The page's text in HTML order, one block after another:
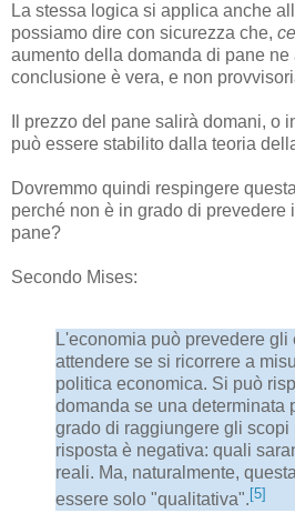
La stessa logica si applica anche
possiamo dire con sicurezza che,
aumento della domanda di pane
conclusione è vera, e non
Il prezzo del pane salirà domani, o
può essere stabilito dalla teoria
Dovremmo quindi respingere
perché non è in grado di prevedere
pane?
Secondo Mises:
L'economia può prevedere gli
attendere se si ricorrere a
politica economica. Si può
domanda se una determinata
grado di raggiungere gli scopi
risposta è negativa: quali
reali. Ma, naturalmente,
essere solo "qualitativa". [5]